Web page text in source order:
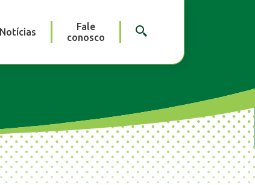
Notícias
Fale
conosco